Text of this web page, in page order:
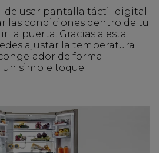
de usar pantalla táctil digital
las condiciones dentro de tu
la puerta. Gracias a esta
ajustar la temperatura
de forma
simple toque.